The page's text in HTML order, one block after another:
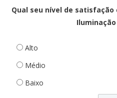
Qual seu nível de
Alto
Médio
Baixo